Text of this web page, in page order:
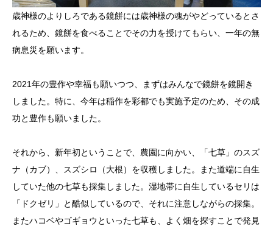
歳神様のよりしろである鏡餅には歳神様の魂がやどっているとさ
れるため、鏡餅を食べることでその力を授けてもらい、一年の無
病息災を願います。
2021年の豊作や幸福も願いつつ、まずはみんなで鏡餅を鏡開き
しました。特に、今年は稲作を彩都でも実施予定のため、その成
功と豊作も願いました。
それから、新年初ということで、農園に向かい、「七草」のスズ
ナ（カブ）、スズシロ（大根）を収穫しました。また道端に自生
していた他の七草も採集しました。湿地帯に自生しているセリは
「ドクゼリ」と酷似しているので、それに注意しながらの採集。
またハコベやゴギョウといった七草も、よく畑を探すことで発見